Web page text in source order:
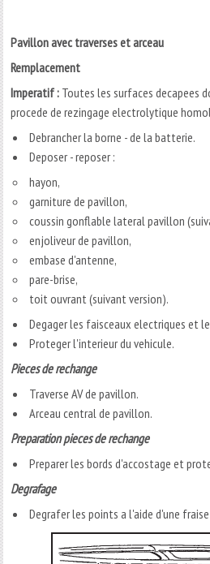
Pavillon avec traverses et arceau
Remplacement
Imperatif : Toutes les surfaces decapees
procede de rezingage electrolytique
Debrancher la borne - de la batterie.
Deposer - reposer :
hayon,
garniture de pavillon,
coussin gonflable lateral pavillon
enjoliveur de pavillon,
embase d'antenne,
pare-brise,
toit ouvrant (suivant version).
Degager les faisceaux electriques et
Proteger l'interieur du vehicule.
Pieces de rechange
Traverse AV de pavillon.
Arceau central de pavillon.
Preparation pieces de rechange
Preparer les bords d'accostage et
Degrafage
Degrafer les points a l'aide d'une